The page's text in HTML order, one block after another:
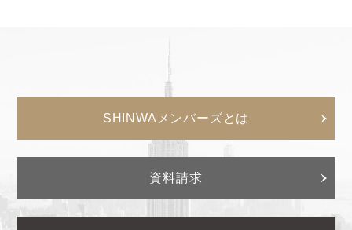
SHINWAメンバーズとは
資料請求